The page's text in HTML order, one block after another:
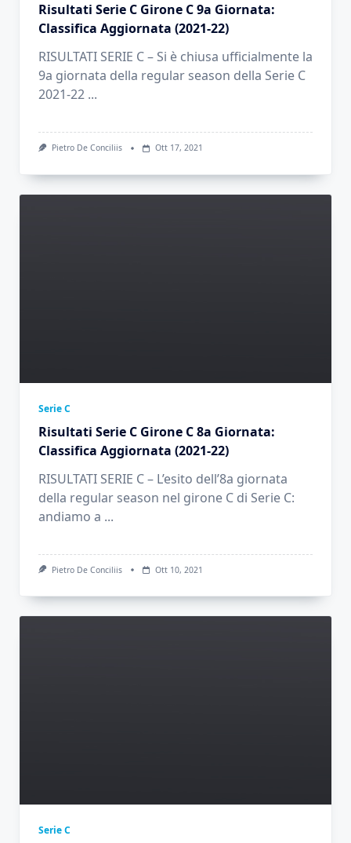
Risultati Serie C Girone C 9a Giornata:
Classifica Aggiornata (2021-22)
RISULTATI SERIE C – Si è chiusa ufficialmente la
9a giornata della regular season della Serie C
2021-22 ...
Pietro De Conciliis Ott 17, 2021
Serie C
Risultati Serie C Girone C 8a Giornata:
Classifica Aggiornata (2021-22)
RISULTATI SERIE C – L’esito dell’8a giornata
della regular season nel girone C di Serie C:
andiamo a ...
Pietro De Conciliis Ott 10, 2021
Serie C